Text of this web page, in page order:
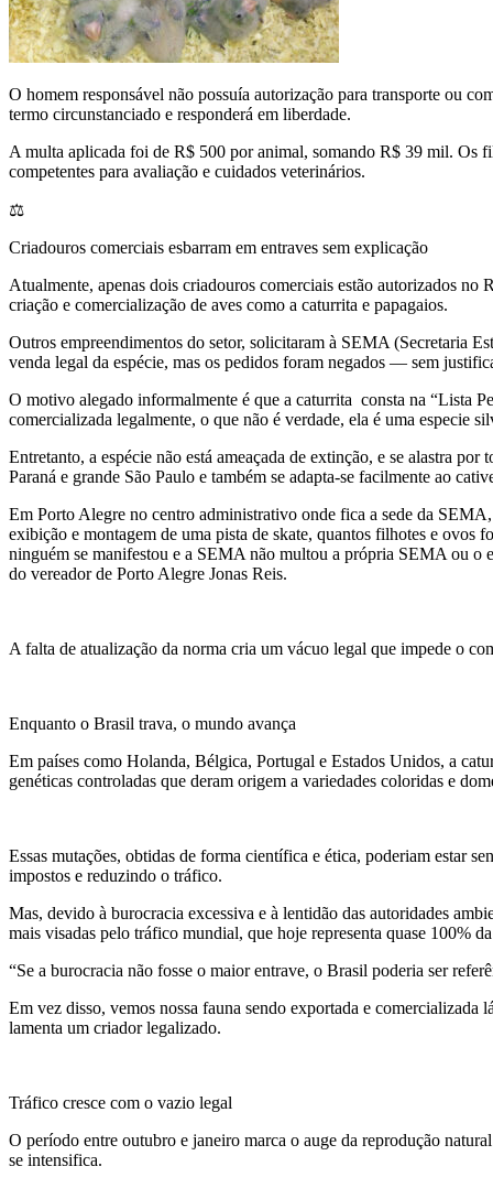
O homem responsável não possuía autorização para transporte ou
termo circunstanciado e responderá em liberdade.
A multa aplicada foi de R$ 500 por animal, somando R$ 39 mil. Os
competentes para avaliação e cuidados veterinários.
⚖️
Criadouros comerciais esbarram em entraves sem explicação
Atualmente, apenas dois criadouros comerciais estão autorizados no
criação e comercialização de aves como a caturrita e papagaios.
Outros empreendimentos do setor, solicitaram à SEMA (Secretaria
venda legal da espécie, mas os pedidos foram negados — sem
O motivo alegado informalmente é que a caturrita consta na “Lista
comercializada legalmente, o que não é verdade, ela é uma especie
Entretanto, a espécie não está ameaçada de extinção, e se alastra
Paraná e grande São Paulo e também se adapta-se facilmente ao
Em Porto Alegre no centro administrativo onde fica a sede da
exibição e montagem de uma pista de skate, quantos filhotes e ovos
ninguém se manifestou e a SEMA não multou a própria SEMA ou o
do vereador de Porto Alegre Jonas Reis.
A falta de atualização da norma cria um vácuo legal que impede o
Enquanto o Brasil trava, o mundo avança
Em países como Holanda, Bélgica, Portugal e Estados Unidos, a
genéticas controladas que deram origem a variedades coloridas e
Essas mutações, obtidas de forma científica e ética, poderiam estar
impostos e reduzindo o tráfico.
Mas, devido à burocracia excessiva e à lentidão das autoridades
mais visadas pelo tráfico mundial, que hoje representa quase 100%
“Se a burocracia não fosse o maior entrave, o Brasil poderia ser
Em vez disso, vemos nossa fauna sendo exportada e comercializada
lamenta um criador legalizado.
Tráfico cresce com o vazio legal
O período entre outubro e janeiro marca o auge da reprodução
se intensifica.